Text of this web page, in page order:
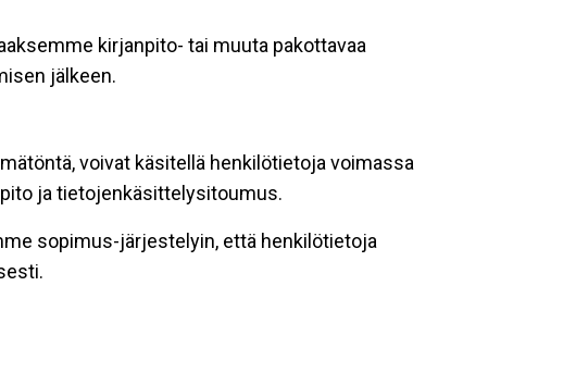
kirjanpito- tai muuta pakottavaa
jälkeen.
voivat käsitellä henkilötietoja voimassa
ja tietojenkäsittelysitoumus.
sopimus-järjestelyin, että henkilötietoja